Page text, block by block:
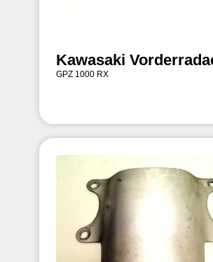
Kawasaki
GPZ 1000 RX